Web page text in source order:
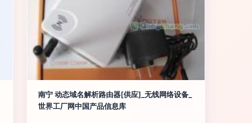
南宁 动态域名解析路由器[供应]_无线网络设备_
世界工厂网中国产品信息库